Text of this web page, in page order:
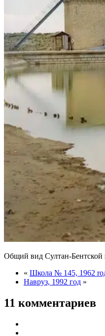
Общий вид Султан-
« Школa № 145, 1962
Навруз, 1992 год »
11 комментариев